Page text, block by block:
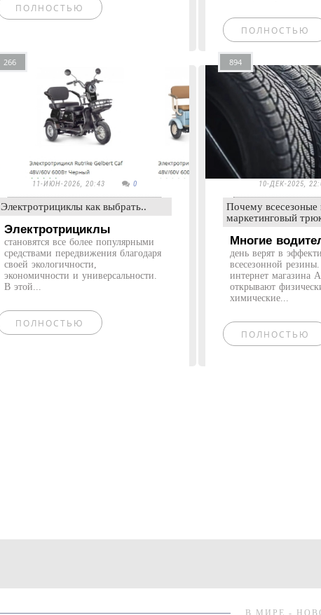
ПОЛНОСТЬЮ
ПОЛНОСТЬЮ
266
11-ИЮН-2026, 20:43 0
Электротрициклы как выбрать..
Электротрициклы
становятся все более популярными
средствами передвижения благодаря
своей экологичности,
экономичности и универсальности.
В этой...
ПОЛНОСТЬЮ
894
10-ДЕК-2025,
Почему
маркетинговый
Многие
день верят в
всесезонной
интернет магазина
открывают
химические...
ПОЛНОСТЬЮ
В МИРЕ -